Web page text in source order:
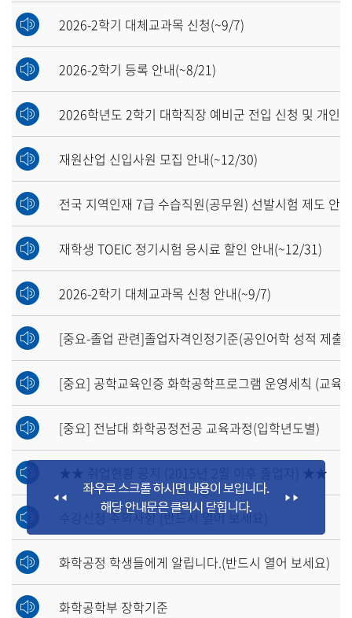
2026-2학기 대체교과목 신청(~9/7)
2026-2학기 등록 안내(~8/21)
2026학년도 2학기 대학직장 예비군 전입 신청 및 개인
재원산업 신입사원 모집 안내(~12/30)
전국 지역인재 7급 수습직원(공무원) 선발시험 제도 안
재학생 TOEIC 정기시험 응시료 할인 안내(~12/31)
2026-2학기 대체교과목 신청 안내(~9/7)
[중요] 공학교육인증 화학공학프로그램 운영세칙 (교육
[중요] 전남대 화학공정전공 교육과정(입학년도별)
★★ 취업현황 공지 (2015년 2월 이후 졸업자) ★★
수강신청 주의사항 (반드시 열어 보세요)
화학공정 학생들에게 알립니다.(반드시 열어 보세요)
화학공학부 장학기준